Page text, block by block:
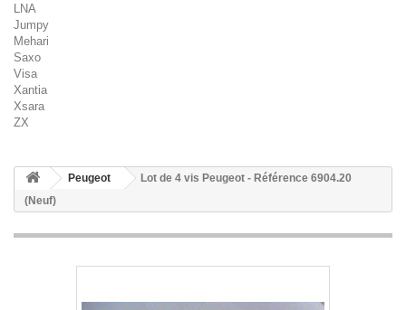
LNA
Jumpy
Mehari
Saxo
Visa
Xantia
Xsara
ZX
Peugeot
Lot de 4 vis Peugeot - Référence 6904.20
(Neuf)